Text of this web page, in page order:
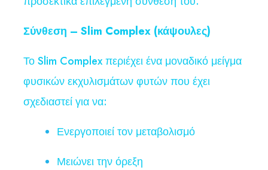
Σύνθεση – Slim Complex (κάψουλες)
Το Slim Complex περιέχει ένα μοναδικό μείγμα
φυσικών εκχυλισμάτων φυτών που έχει
σχεδιαστεί για να:
Ενεργοποιεί τον μεταβολισμό
Μειώνει την όρεξη